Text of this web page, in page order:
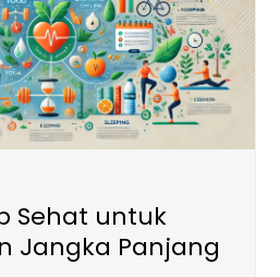
Sehat untuk
Jangka Panjang